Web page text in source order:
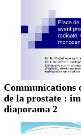
Communications
de la prostate :
diaporama 2